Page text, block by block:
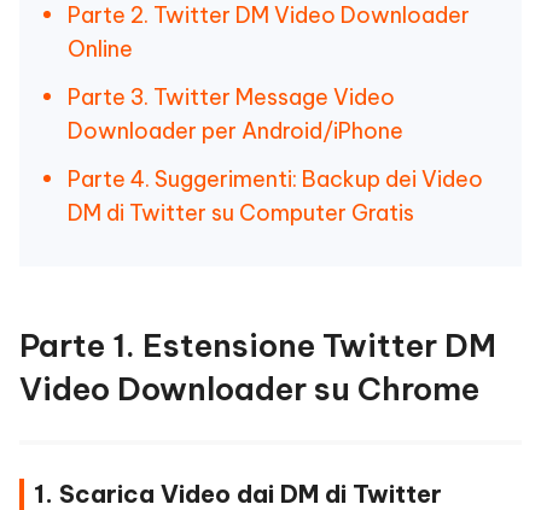
Parte 2. Twitter DM Video Downloader
Online
Parte 3. Twitter Message Video
Downloader per Android/iPhone
Parte 4. Suggerimenti: Backup dei Video
DM di Twitter su Computer Gratis
Parte 1. Estensione Twitter DM
Video Downloader su Chrome
1. Scarica Video dai DM di Twitter